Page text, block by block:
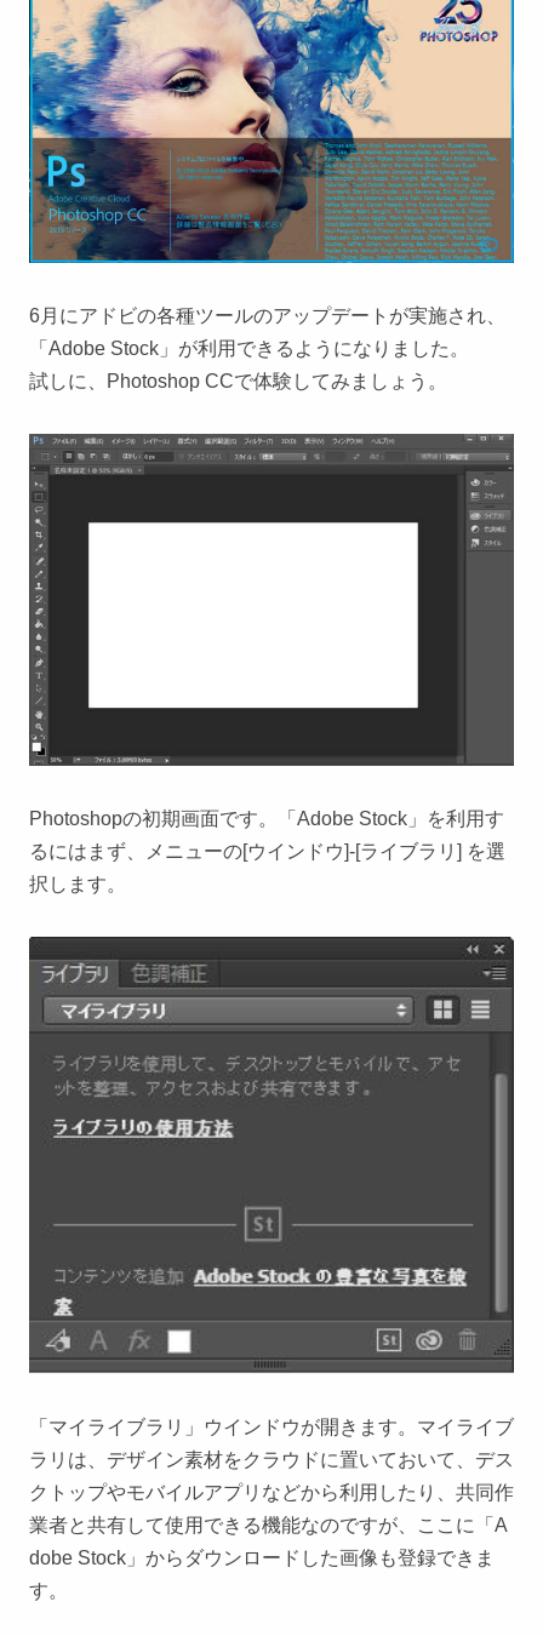
6月にアドビの各種ツールのアップデートが実施され、
「Adobe Stock」が利用できるようになりました。
試しに、Photoshop CCで体験してみましょう。
Photoshopの初期画面です。「Adobe Stock」を利用す
るにはまず、メニューの[ウインドウ]-[ライブラリ] を選
択します。
「マイライブラリ」ウインドウが開きます。マイライブ
ラリは、デザイン素材をクラウドに置いておいて、デス
クトップやモバイルアプリなどから利用したり、共同作
業者と共有して使用できる機能なのですが、ここに「A
dobe Stock」からダウンロードした画像も登録できま
す。